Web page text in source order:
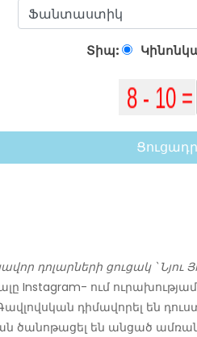
Տիպ:
դոլարների ցուցակ ՝ Նյու
Instagram- ում
դիմավորել են
ծանոթացել են անցած